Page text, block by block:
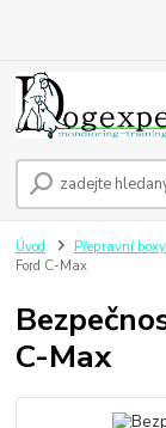
Úvod Přepravní
Ford C-Max
C-Max